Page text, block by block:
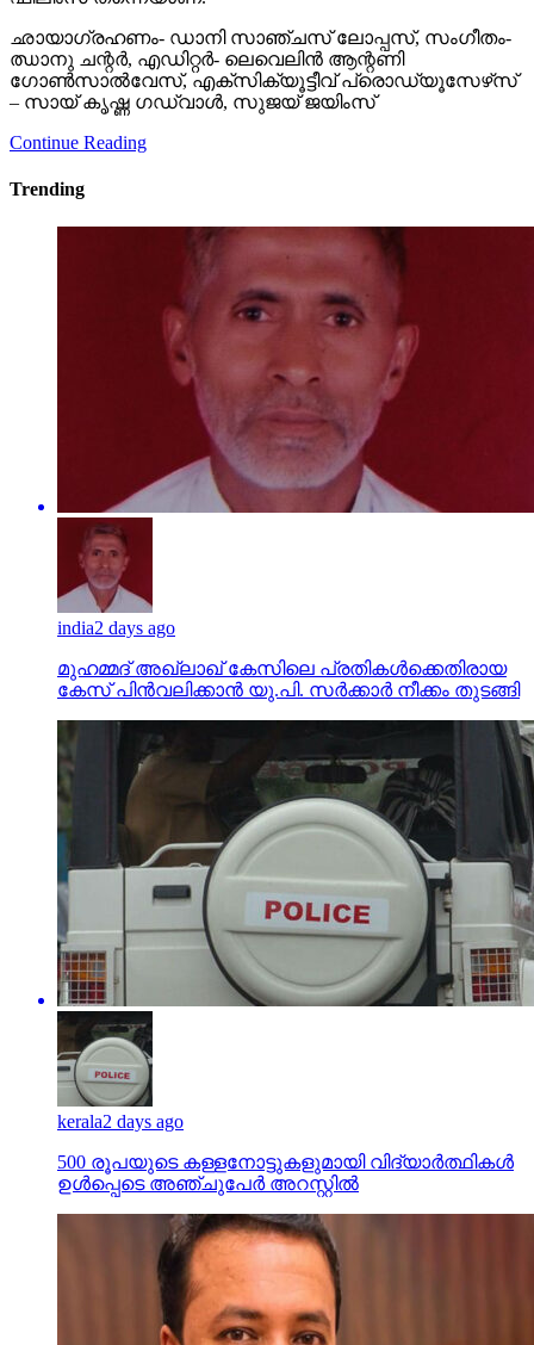
ഛായാഗ്രഹണം- ഡാനി സാഞ്ചസ് ലോപ്പസ്, സംഗീതം-
ഝാനു ചന്റര്‍, എഡിറ്റര്‍- ലെവെലിന്‍ ആന്റണി
ഗോണ്‍സാല്‍വേസ്, എക്‌സിക്യൂട്ടീവ് പ്രൊഡ്യൂസേഴ്‌സ്
– സായ് കൃഷ്ണ ഗഡ്വാള്‍, സുജയ് ജയിംസ്
Continue Reading
Trending
india2 days ago
മുഹമ്മദ് അഖ്‌ലാഖ് കേസിലെ പ്രതികള്‍ക്കെതിരായ
കേസ് പിന്‍വലിക്കാന്‍ യു.പി. സര്‍ക്കാര്‍ നീക്കം തുടങ്ങി
kerala2 days ago
500 രൂപയുടെ കള്ളനോട്ടുകളുമായി വിദ്യാര്‍ത്ഥികള്‍
ഉള്‍പ്പെടെ അഞ്ചുപേര്‍ അറസ്റ്റില്‍